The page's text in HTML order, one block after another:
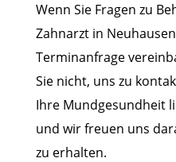
Wenn Sie Fragen zu
Zahnarzt in
Terminanfrage
Sie nicht, uns zu
Ihre Mundgesundheit
und wir freuen uns
zu erhalten.